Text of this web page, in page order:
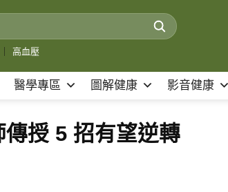
高血壓
醫學專區 圖解健康 影音健康
授 5 招有望逆轉